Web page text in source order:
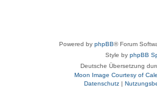
Powered by phpBB® Forum
Style by phpBB
Deutsche Übersetzung
Moon Image Courtesy of
Datenschutz|